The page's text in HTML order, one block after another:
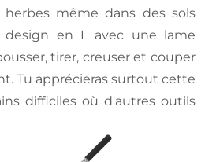
herbes même dans des sols
design en L avec une lame
tirer, creuser et couper
Tu apprécieras surtout cette
difficiles où d'autres outils